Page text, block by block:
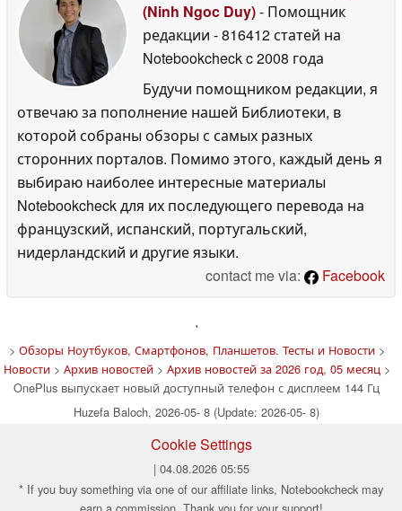
(Ninh Ngoc Duy)- Помощник
редакции - 816412 статей на
Notebookcheckc 2008 года
Будучи помощником редакции, я
отвечаю за пополнение нашей Библиотеки, в
которой собраны обзоры с самых разных
сторонних порталов. Помимо этого, каждый день я
выбираю наиболее интересные материалы
Notebookcheck для их последующего перевода на
французский, испанский, португальский,
нидерландский и другие языки.
contact me via:
Facebook
'
> Обзоры Ноутбуков, Смартфонов, Планшетов. Тесты и Новости>
Новости> Архив новостей> Архив новостей за 2026 год, 05 месяц>
OnePlus выпускает новый доступный телефон с дисплеем 144 Гц
Huzefa Baloch, 2026-05- 8 (Update: 2026-05- 8)
Cookie Settings
| 04.08.2026 05:55
* If you buy something via one of our affiliate links, Notebookcheck may